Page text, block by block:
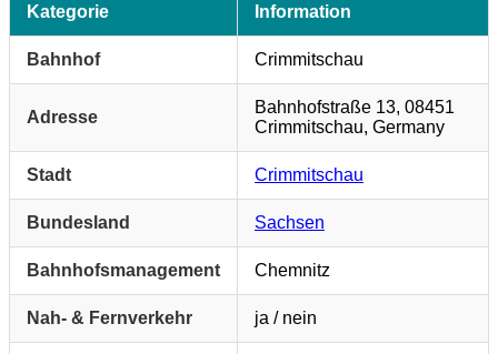
Kategorie Information
Bahnhof Crimmitschau
Adresse
Bahnhofstraße 13, 08451
Crimmitschau, Germany
Stadt Crimmitschau
Bundesland Sachsen
Bahnhofsmanagement Chemnitz
Nah- & Fernverkehr ja / nein